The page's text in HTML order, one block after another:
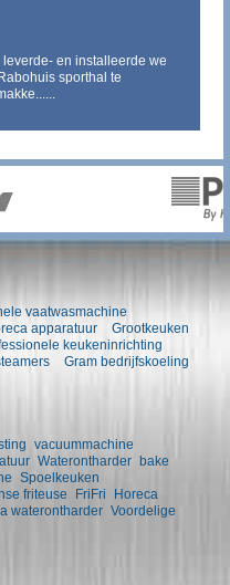
en installeerde we
sporthal te
vaatwasmachine
apparatuur
Grootkeuken
keukeninrichting
Gram bedrijfskoeling
vacuummachine
Waterontharder bake
Spoelkeuken
friteuse FriFri
Horeca
waterontharder Voordelige